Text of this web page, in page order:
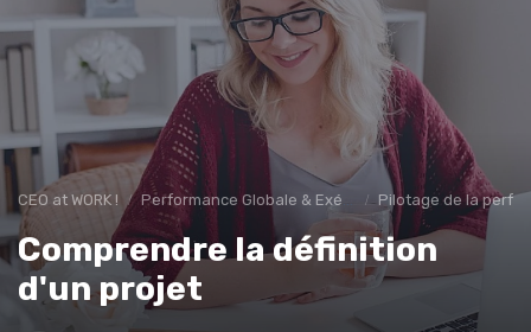
CEO at WORK ! Performance Globale & Exécution Pilotage de la
Comprendre la définition
d'un projet